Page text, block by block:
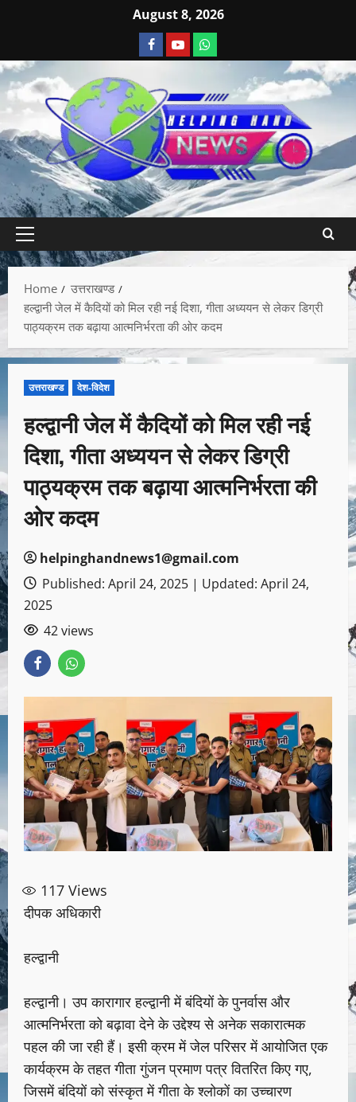
August 8, 2026
Home
उत्तराखण्ड
हल्द्वानी जेल में कैदियों को मिल रही नई दिशा, गीता अध्ययन से लेकर डिग्री
पाठ्यक्रम तक बढ़ाया आत्मनिर्भरता की ओर कदम
उत्तराखण्ड देश-विदेश
हल्द्वानी जेल में कैदियों को मिल रही नई
दिशा, गीता अध्ययन से लेकर डिग्री
पाठ्यक्रम तक बढ़ाया आत्मनिर्भरता की
ओर कदम
helpinghandnews1@gmail.com
Published: April 24, 2025 | Updated: April 24,
2025
42 views
117 Views
दीपक अधिकारी
हल्द्वानी
हल्द्वानी। उप कारागार हल्द्वानी में बंदियों के पुनर्वास और
आत्मनिर्भरता को बढ़ावा देने के उद्देश्य से अनेक सकारात्मक
पहल की जा रही हैं। इसी क्रम में जेल परिसर में आयोजित एक
कार्यक्रम के तहत गीता गुंजन प्रमाण पत्र वितरित किए गए,
जिसमें बंदियों को संस्कृत में गीता के श्लोकों का उच्चारण